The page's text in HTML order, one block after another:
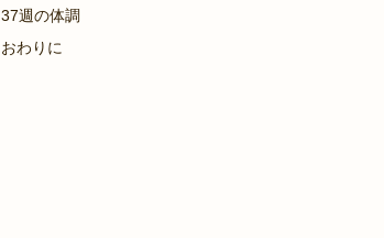
37週の体調
おわりに